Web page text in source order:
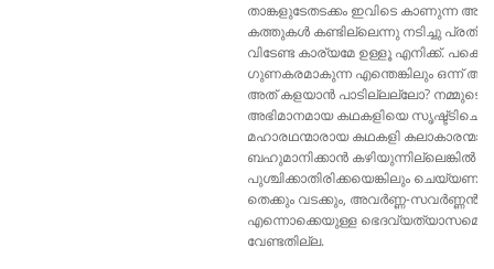
താങ്കളുടേതടക്കം ഇവിടെ കാണുന്ന
കത്തുകൾ കണ്ടില്ലെന്നു നടിച്ചു
വിടേണ്ട കാര്യമേ ഉള്ളൂ എനിക്ക്.
ഗുണകരമാകുന്ന എന്തെങ്കിലും ഒന്ന്
അത് കളയാൻ പാടില്ലല്ലോ?
അഭിമാനമായ കഥകളിയെ
മഹാരഥന്മാരായ കഥകളി
ബഹുമാനിക്കാൻ കഴിയുന്നില്ലെങ്കിൽ
പുശ്ചിക്കാതിരിക്കയെങ്കിലും
തെക്കും വടക്കും, അവർണ്ണ-സവർണ്ണൻ
എന്നൊക്കെയുള്ള
വേണ്ടതില്ല.